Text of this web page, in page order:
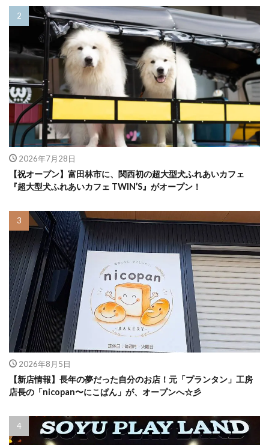
2026年7月28日
【祝オープン】富田林市に、関西初の超大型犬ふれあいカフェ
『超大型犬ふれあいカフェ TWIN’S』がオープン！
2026年8月5日
【新店情報】長年の夢だった自分のお店！元「プランタン」工房
店長の「nicopan〜にこぱん」が、オープンへ☆彡